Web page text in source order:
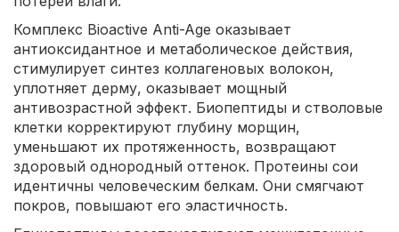
Комплекс Bioactive Anti-Age оказывает
антиоксидантное и метаболическое действия,
стимулирует синтез коллагеновых волокон,
уплотняет дерму, оказывает мощный
антивозрастной эффект. Биопептиды и стволовые
клетки корректируют глубину морщин,
уменьшают их протяженность, возвращают
здоровый однородный оттенок. Протеины сои
идентичны человеческим белкам. Они смягчают
покров, повышают его эластичность.